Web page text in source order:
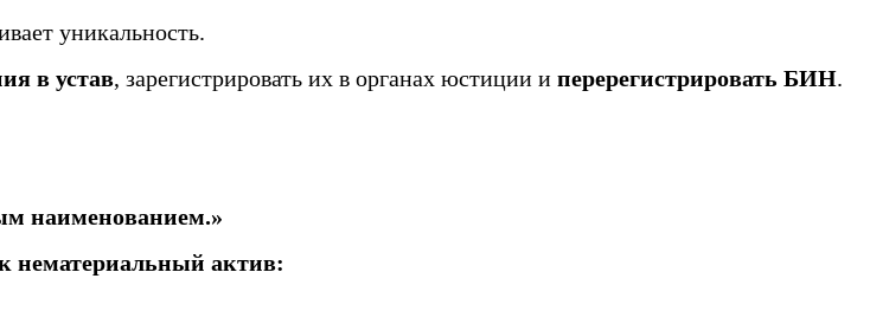
уникальность.
в устав, зарегистрировать их в органах юстиции и перерегистрировать БИН.
наименованием.»
нематериальный актив: